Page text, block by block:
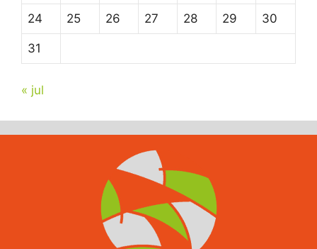
24 25 26 27 28 29 30
31
« jul